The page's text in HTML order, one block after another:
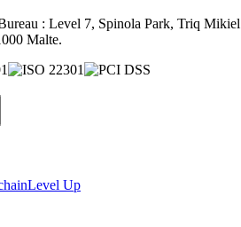
: Level 7, Spinola Park, Triq Mikiel
Malte.
Level Up